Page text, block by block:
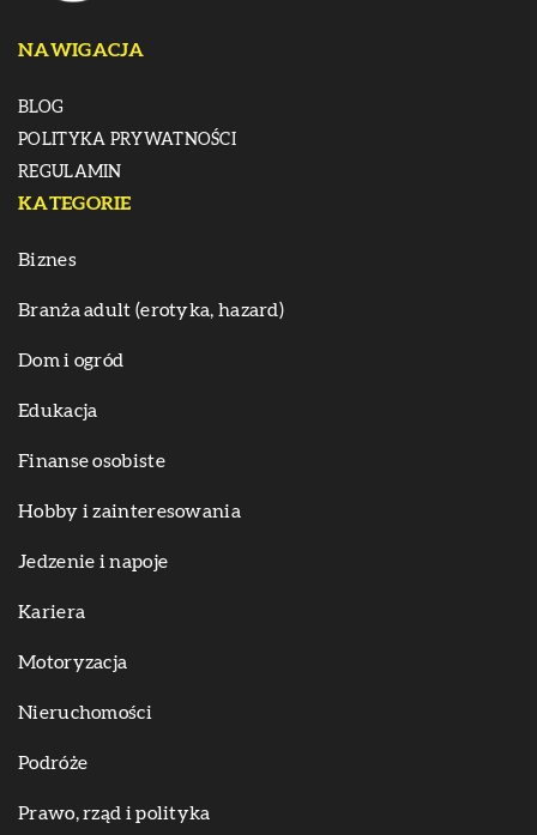
NAWIGACJA
BLOG
POLITYKA PRYWATNOŚCI
REGULAMIN
KATEGORIE
Biznes
Branża adult (erotyka, hazard)
Dom i ogród
Edukacja
Finanse osobiste
Hobby i zainteresowania
Jedzenie i napoje
Kariera
Motoryzacja
Nieruchomości
Podróże
Prawo, rząd i polityka